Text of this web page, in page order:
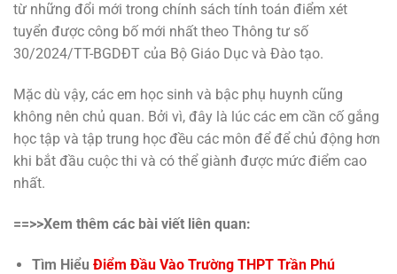
từ những đổi mới trong chính sách tính toán điểm xét
tuyển được công bố mới nhất theo Thông tư số
30/2024/TT-BGDĐT của Bộ Giáo Dục và Đào tạo.
Mặc dù vậy, các em học sinh và bậc phụ huynh cũng
không nên chủ quan. Bởi vì, đây là lúc các em cần cố gắng
học tập và tập trung học đều các môn để để chủ động hơn
khi bắt đầu cuộc thi và có thể giành được mức điểm cao
nhất.
==>>Xem thêm các bài viết liên quan:
Tìm Hiểu Điểm Đầu Vào Trường THPT Trần Phú